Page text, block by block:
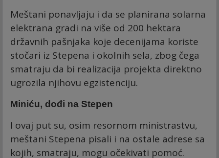
Meštani ponavljaju i da se planirana solarna
elektrana gradi na više od 200 hektara
državnih pašnjaka koje decenijama koriste
stočari iz Stepena i okolnih sela, zbog čega
smatraju da bi realizacija projekta direktno
ugrozila njihovu egzistenciju.
Miniću, dođi na Stepen
I ovaj put su, osim resornom ministrastvu,
meštani Stepena pisali i na ostale adrese sa
kojih, smatraju, mogu očekivati pomoć.